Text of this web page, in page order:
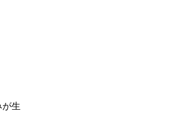
が生